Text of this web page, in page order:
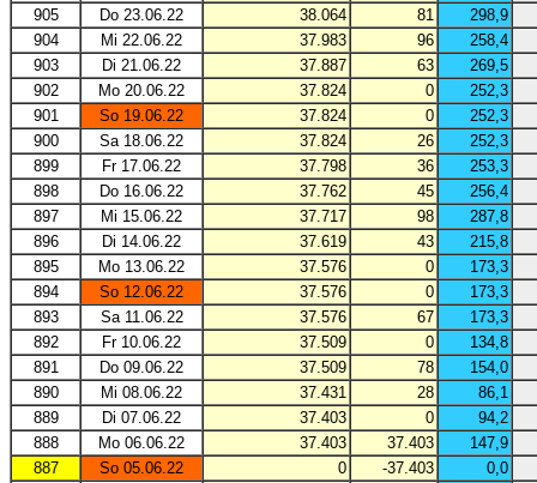
905
Do 23.06.22 38.064 81
298,9
904
Mi 22.06.22 37.983 96
258,4
903
Di 21.06.22 37.887 63
269,5
902
Mo 20.06.22 37.824 0
252,3
901
So 19.06.22 37.824 0
252,3
900
Sa 18.06.22 37.824 26
252,3
899
Fr 17.06.22 37.798 36
253,3
898
Do 16.06.22 37.762 45
256,4
897
Mi 15.06.22 37.717 98
287,8
896
Di 14.06.22 37.619 43
215,8
895
Mo 13.06.22 37.576 0
173,3
894
So 12.06.22 37.576 0
173,3
893
Sa 11.06.22 37.576 67
173,3
892
Fr 10.06.22 37.509 0
134,8
891
Do 09.06.22 37.509 78
154,0
890
Mi 08.06.22 37.431 28
86,1
889
Di 07.06.22 37.403 0
94,2
888
Mo 06.06.22 37.403 37.403
147,9
887
So 05.06.22 0 -37.403
0,0